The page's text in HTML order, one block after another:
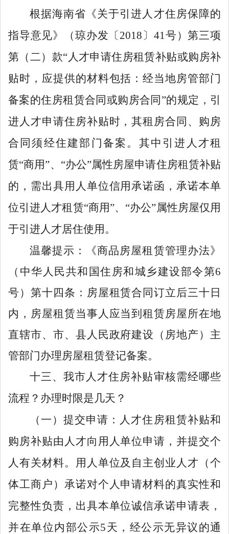
根据海南省《关于引进人才住房保障的
指导意见》（琼办发〔 2018 〕 41号）第三项
第（二）款“人才申请住房租赁补贴或购房补
贴时，应提供的材料包括：经当地房管部门
备案的住房租赁合同或购房合同 ”的规定，引
进人才申请住房补贴时，其租房合同、购房
合同须经住建部门备案。其中引进人才租
赁“商用”、 “办公”属性房屋申请住房租赁补贴
的，需出具用人单位信用承诺函，承诺本单
位引进人才租赁“商用”、 “办公”属性房屋仅用
于引进人才居住使用。
温馨提示：《商品房屋租赁管理办法》
（中华人民共和国住房和城乡建设部令第6
号）第十四条：房屋租赁合同订立后三十日
内，房屋租赁当事人应当到租赁房屋所在地
直辖市、市、县人民政府建设（房地产）主
管部门办理房屋租赁登记备案。
十三、我市人才住房补贴审核需经哪些
流程？办理时限是几天？
（一）提交申请：人才住房租赁补贴和
购房补贴由人才向用人单位申请，并提交个
人有关材料。用人单位及自主创业人才（个
体工商户 ）承诺对个人申请材料的真实性和
完整性负责，出具本单位诚信承诺申请表 ，
并在单位内部公示5天，经公示无异议的通